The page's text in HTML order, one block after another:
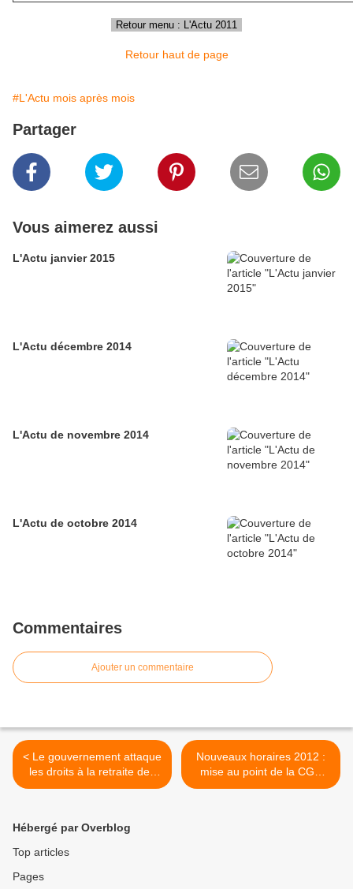
Retour haut de page
#L'Actu mois après mois
Partager
Vous aimerez aussi
L'Actu janvier 2015
L'Actu décembre 2014
L'Actu de novembre 2014
L'Actu de octobre 2014
Commentaires
Ajouter un commentaire
< Le gouvernement attaque
les droits à la retraite des
cheminots
Nouveaux horaires 2012 :
mise au point de la CGT
cheminote ! >
Hébergé par Overblog
Top articles
Pages